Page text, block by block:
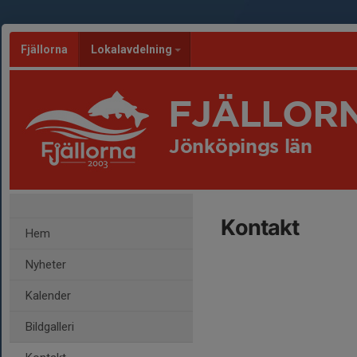
Fjällorna Lokalavdelning
Jönköpings län
Hem
Nyheter
Kalender
Bildgalleri
Kontakt